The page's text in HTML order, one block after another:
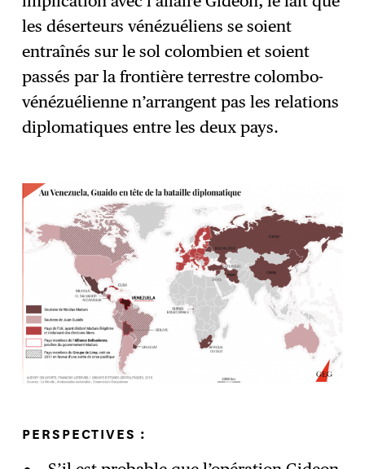
les déserteurs vénézuéliens se soient
entraînés sur le sol colombien et soient
passés par la frontière terrestre colombo-
vénézuélienne n’arrangent pas les relations
diplomatiques entre les deux pays.
PERSPECTIVES :